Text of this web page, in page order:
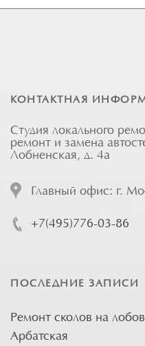
КОНТАКТНАЯ
Студия локального
ремонт и замена
Лобненская, д. 4а
Главный офис: г.
+7(495)776-03-86
ПОСЛЕДНИЕ ЗАПИСИ
Ремонт сколов на
Арбатская